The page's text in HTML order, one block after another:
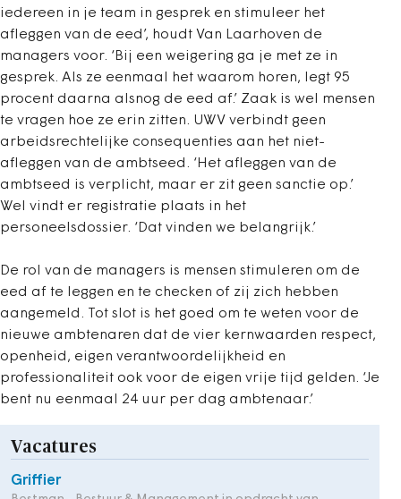
iedereen in je team in gesprek en stimuleer het
afleggen van de eed’, houdt Van Laarhoven de
managers voor. ‘Bij een weigering ga je met ze in
gesprek. Als ze eenmaal het waarom horen, legt 95
procent daarna alsnog de eed af.’ Zaak is wel mensen
te vragen hoe ze erin zitten. UWV verbindt geen
arbeidsrechtelijke consequenties aan het niet-
afleggen van de ambtseed. ‘Het afleggen van de
ambtseed is verplicht, maar er zit geen sanctie op.’
Wel vindt er registratie plaats in het
personeelsdossier. ‘Dat vinden we belangrijk.’
De rol van de managers is mensen stimuleren om de
eed af te leggen en te checken of zij zich hebben
aangemeld. Tot slot is het goed om te weten voor de
nieuwe ambtenaren dat de vier kernwaarden respect,
openheid, eigen verantwoordelijkheid en
professionaliteit ook voor de eigen vrije tijd gelden. ‘Je
bent nu eenmaal 24 uur per dag ambtenaar.’
Vacatures
Griffier